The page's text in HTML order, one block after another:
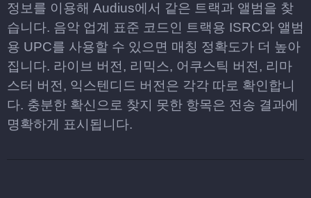
정보를 이용해 Audius에서 같은 트랙과 앨범을 찾
습니다. 음악 업계 표준 코드인 트랙용 ISRC와 앨범
용 UPC를 사용할 수 있으면 매칭 정확도가 더 높아
집니다. 라이브 버전, 리믹스, 어쿠스틱 버전, 리마
스터 버전, 익스텐디드 버전은 각각 따로 확인합니
다. 충분한 확신으로 찾지 못한 항목은 전송 결과에
명확하게 표시됩니다.